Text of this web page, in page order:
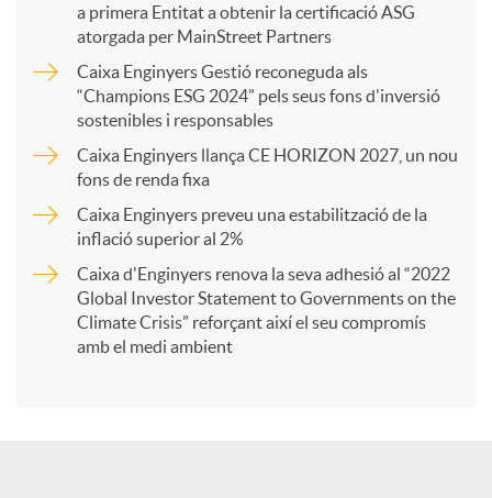
r
a primera Entitat a obtenir la certificació ASG
atorgada per MainStreet Partners
Caixa Enginyers Gestió reconeguda als
“Champions ESG 2024” pels seus fons d'inversió
sostenibles i responsables
Caixa Enginyers llança CE HORIZON 2027, un nou
fons de renda fixa
Caixa Enginyers preveu una estabilització de la
inflació superior al 2%
Caixa d'Enginyers renova la seva adhesió al “2022
Global Investor Statement to Governments on the
Climate Crisis” reforçant així el seu compromís
amb el medi ambient